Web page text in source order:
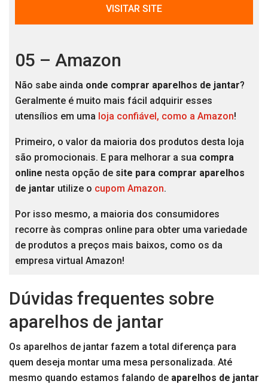
VISITAR SITE
05 – Amazon
Não sabe ainda onde comprar aparelhos de jantar?
Geralmente é muito mais fácil adquirir esses
utensílios em uma loja confiável, como a Amazon!
Primeiro, o valor da maioria dos produtos desta loja
são promocionais. E para melhorar a sua compra
online nesta opção de site para comprar aparelhos
de jantar utilize o cupom Amazon.
Por isso mesmo, a maioria dos consumidores
recorre às compras online para obter uma variedade
de produtos a preços mais baixos, como os da
empresa virtual Amazon!
Dúvidas frequentes sobre
aparelhos de jantar
Os aparelhos de jantar fazem a total diferença para
quem deseja montar uma mesa personalizada. Até
mesmo quando estamos falando de aparelhos de jantar